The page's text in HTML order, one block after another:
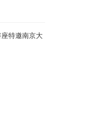
特邀南京大